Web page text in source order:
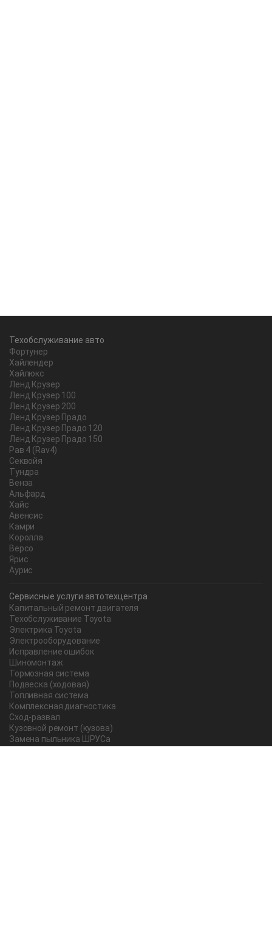
Техобслуживание авто
Фортунер
Хайлендер
Хайлюкс
Ленд Крузер
Ленд Крузер 100
Ленд Крузер 200
Ленд Крузер Прадо
Ленд Крузер Прадо 120
Ленд Крузер Прадо 150
Рав 4 (Rav4)
Секвойя
Тундра
Венза
Альфард
Хайс
Авенсис
Камри
Королла
Версо
Ярис
Аурис
Сервисные услуги автотехцентра
Капитальный ремонт двигателя
Техобслуживание Toyota
Электрика Toyota
Электрооборудование
Исправление ошибок
Шиномонтаж
Тормозная система
Подвеска (ходовая)
Топливная система
Комплексная диагностика
Сход-развал
Кузовной ремонт (кузова)
Замена пыльника ШРУСа